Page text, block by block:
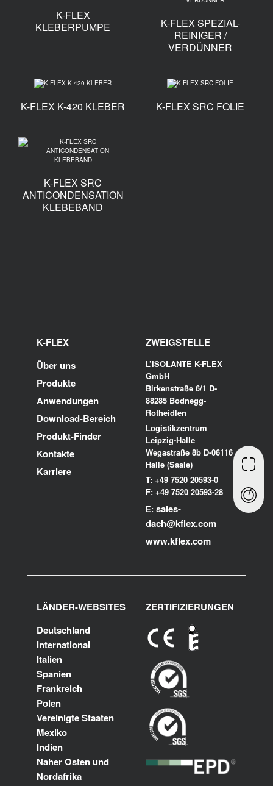
K-FLEX
KLEBERPUMPE
K-FLEX SPEZIAL-
REINIGER /
VERDÜNNER
K-FLEX K-420 KLEBER K-FLEX SRC FOLIE
K-FLEX SRC
ANTICONDENSATION
KLEBEBAND
K-FLEX
Über uns
Produkte
Anwendungen
Download-Bereich
Produkt-Finder
Kontakte
Karriere
ZWEIGSTELLE
L’ISOLANTE K-FLEX
GmbH
Birkenstraße 6/1 D-
88285 Bodnegg-
Rotheidlen
Logistikzentrum
Leipzig-Halle
Wegastraße 8b D-06116
Halle (Saale)
T: +49 7520 20593-0
F: +49 7520 20593-28
E: sales-
dach@kflex.com
www.kflex.com
LÄNDER-WEBSITES
Deutschland
International
Italien
Spanien
Frankreich
Polen
Vereinigte Staaten
Mexiko
Indien
Naher Osten und
Nordafrika
ZERTIFIZIERUNGEN